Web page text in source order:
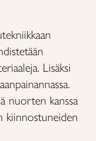
Lisäksi
nuorten kanssa
kiinnostuneiden